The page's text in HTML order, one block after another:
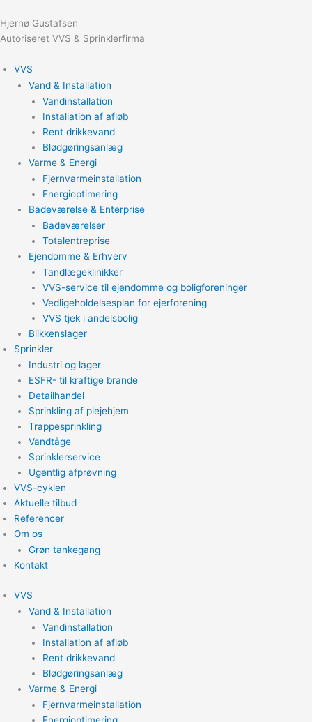
til
indholdet
Hjernø Gustafsen
Autoriseret VVS & Sprinklerfirma
VVS
Vand & Installation
Vandinstallation
Installation af afløb
Rent drikkevand
Blødgøringsanlæg
Varme & Energi
Fjernvarmeinstallation
Energioptimering
Badeværelse & Enterprise
Badeværelser
Totalentreprise
Ejendomme & Erhverv
Tandlægeklinikker
VVS-service til ejendomme og boligforeninger
Vedligeholdelsesplan for ejerforening
VVS tjek i andelsbolig
Blikkenslager
Sprinkler
Industri og lager
ESFR- til kraftige brande
Detailhandel
Sprinkling af plejehjem
Trappesprinkling
Vandtåge
Sprinklerservice
Ugentlig afprøvning
VVS-cyklen
Aktuelle tilbud
Referencer
Om os
Grøn tankegang
Kontakt
VVS
Vand & Installation
Vandinstallation
Installation af afløb
Rent drikkevand
Blødgøringsanlæg
Varme & Energi
Fjernvarmeinstallation
Energioptimering